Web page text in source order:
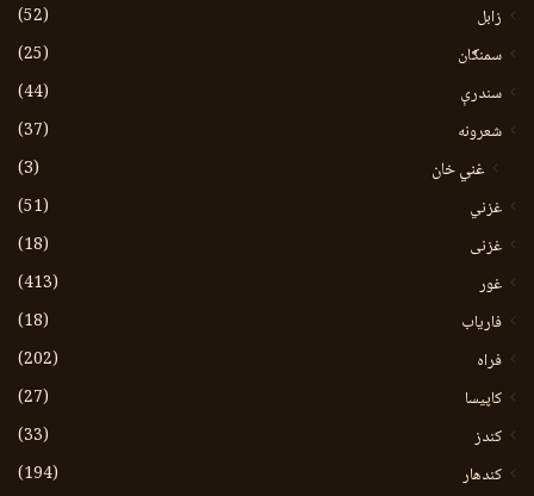
زابل
(52)
سمنګان
(25)
سندرې
(44)
شعرونه
(37)
غني خان
(3)
غزني
(51)
غزنی
(18)
غور
(413)
فاریاب
(18)
فراه
(202)
کاپیسا
(27)
کندز
(33)
کندهار
(194)